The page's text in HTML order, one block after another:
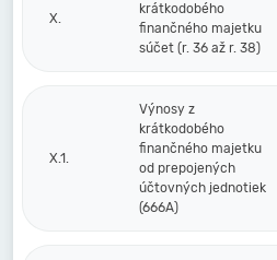
X.
krátkodobého
finančného majetku
súčet (r. 36 až r. 38)
X.1.
Výnosy z
krátkodobého
finančného majetku
od prepojených
účtovných jednotiek
(666A)